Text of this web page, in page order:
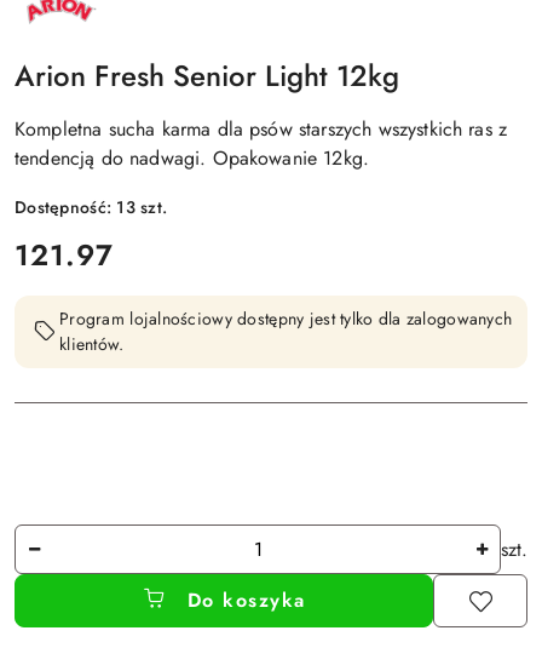
PRODUCENTA:
ARION
Arion Fresh Senior Light 12kg
Kompletna sucha karma dla psów starszych wszystkich ras z
tendencją do nadwagi. Opakowanie 12kg.
Dostępność: 13szt.
cena:
121.97
Program lojalnościowy dostępny jest tylko dla zalogowanych
klientów.
Ilość
szt.
Do koszyka